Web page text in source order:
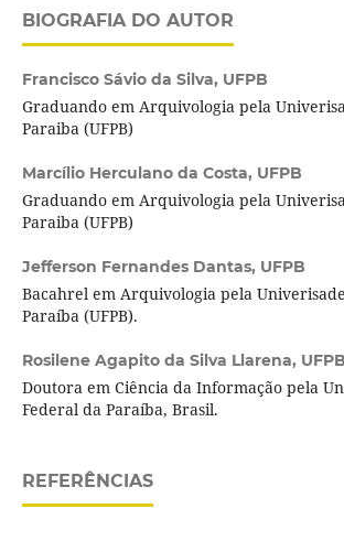
BIOGRAFIA DO AUTOR
Francisco Sávio da Silva, UFPB
Graduando em Arquivologia pela
Paraiba (UFPB)
Marcílio Herculano da Costa, UFPB
Graduando em Arquivologia pela
Paraiba (UFPB)
Jefferson Fernandes Dantas, UFPB
Bacahrel em Arquivologia pela
Paraíba (UFPB).
Rosilene Agapito da Silva Llarena, UFPB
Doutora em Ciência da Informação pela
Federal da Paraíba, Brasil.
REFERÊNCIAS